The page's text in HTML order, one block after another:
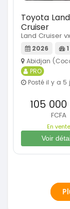
Toyota Land
Cruiser
Land Cruiser
2026
Abidjan
PRO
Posté il y a 5
105
FCFA
En vente
Voir